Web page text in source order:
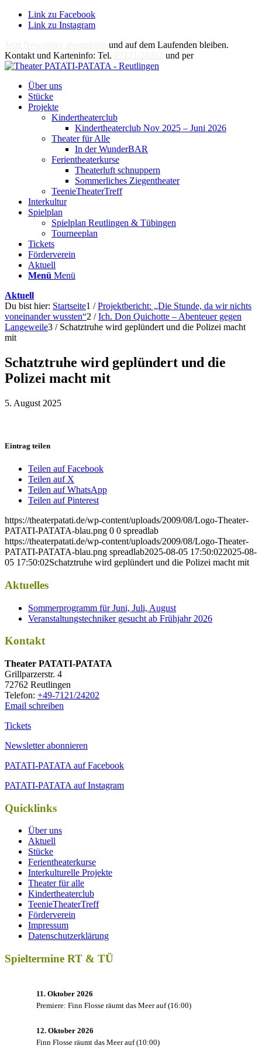
Link zu Facebook
Link zu Instagram
und auf dem Laufenden bleiben.
Kontakt und Karteninfo: Tel.
und per
Über uns
Stücke
Projekte
Kindertheaterclub
Kindertheaterclub Nov 2025 – Juni 2026
Theater für Alle
In der WunderBAR
Ferientheaterkurse
Theaterluft schnuppern
Sommerliches Ziegentheater
TeenieTheaterTreff
Interkultur
Spielplan
Spielplan Reutlingen & Tübingen
Tourneeplan
Tickets
Förderverein
Aktuell
Menü Menü
Aktuell
Du bist hier: Startseite1 / Projektbericht: „Die Stunde, da wir nichts
voneinander wussten“2 / Ich. Don Quichotte – Abenteuer gegen
Langeweile3 / Schatztruhe wird geplündert und die Polizei macht
mit
Schatztruhe wird geplündert und die
Polizei macht mit
5. August 2025
Eintrag teilen
Teilen auf Facebook
Teilen auf X
Teilen auf WhatsApp
Teilen auf Pinterest
https://theaterpatati.de/wp-content/uploads/2009/08/Logo-Theater-
PATATI-PATATA-blau.png 0 0 spreadlab
https://theaterpatati.de/wp-content/uploads/2009/08/Logo-Theater-
PATATI-PATATA-blau.png spreadlab2025-08-05 17:50:022025-08-
05 17:50:02Schatztruhe wird geplündert und die Polizei macht mit
Aktuelles
Sommerprogramm für Juni, Juli, August
Veranstaltungstechniker gesucht ab Frühjahr 2026
Kontakt
Thea­ter PATATI-PATATA
Grill­par­zer­str. 4
72762 Reutlingen
Tele­fon: +49-7121/24202
Email schreiben
Tickets
Newsletter abonnieren
PATATI-PATATA auf Facebook
PATATI-PATATA auf Instagram
Quicklinks
Über uns
Aktuell
Stücke
Ferientheaterkurse
Interkulturelle Projekte
Theater für alle
Kindertheaterclub
TeenieTheaterTreff
Förderverein
Impressum
Datenschutzerklärung
Spieltermine RT & TÜ
11. Oktober 2026
Premiere: Finn Flosse räumt das Meer auf(16:00)
12. Oktober 2026
Finn Flosse räumt das Meer auf(10:00)